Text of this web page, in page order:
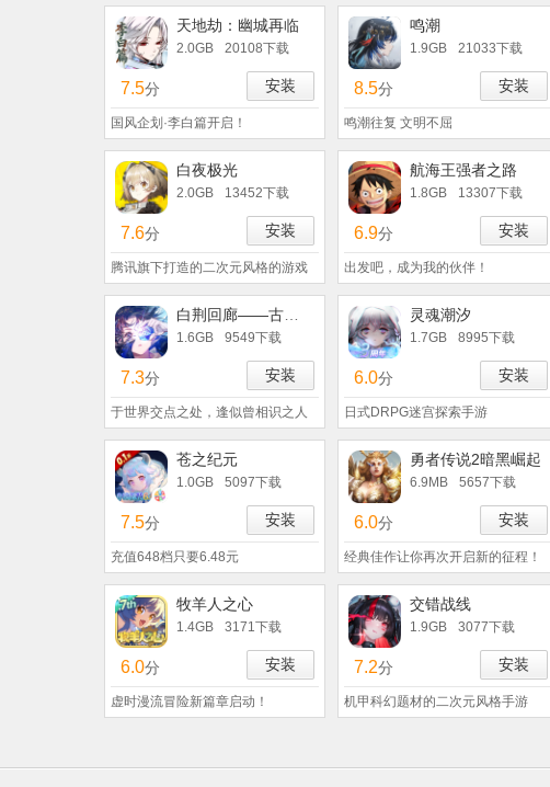
天地劫：幽城再临
2.0GB 20108下载
7.5分 安装
国风企划·李白篇开启！
鸣潮
1.9GB 21033下载
8.5分 安装
鸣潮往复 文明不屈
白夜极光
2.0GB 13452下载
7.6分 安装
腾讯旗下打造的二次元风格的游戏
航海王强者之路
1.8GB 13307下载
6.9分 安装
出发吧，成为我的伙伴！
1.6GB 9549下载
7.3分 安装
于世界交点之处，逢似曾相识之人
灵魂潮汐
1.7GB 8995下载
6.0分 安装
日式DRPG迷宫探索手游
苍之纪元
1.0GB 5097下载
7.5分 安装
充值648档只要6.48元
勇者传说2暗黑崛起
6.9MB 5657下载
6.0分 安装
经典佳作让你再次开启新的征程！
牧羊人之心
1.4GB 3171下载
6.0分 安装
虚时漫流冒险新篇章启动！
交错战线
1.9GB 3077下载
7.2分 安装
机甲科幻题材的二次元风格手游